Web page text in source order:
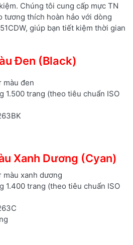
Chúng tôi cung cấp mực TN
tương thích hoàn hảo với dòng
giúp bạn tiết kiệm thời gian
Đen (Black)
màu đen
1.500 trang (theo tiêu chuẩn ISO
Xanh Dương (Cyan)
màu xanh dương
1.400 trang (theo tiêu chuẩn ISO